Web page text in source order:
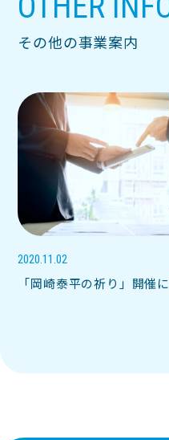
その他の事業案内
2020.11.02
「岡崎泰平の祈り」開催